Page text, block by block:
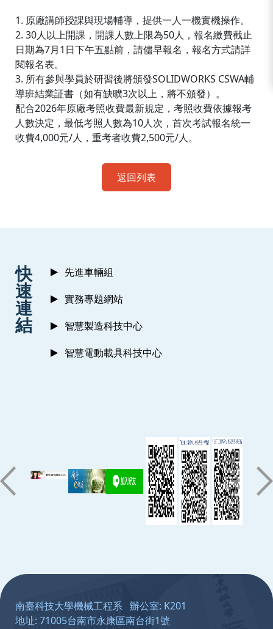
1. 原廠講師授課與現場輔導，提供一人一機實機操作。
2. 30人以上開課，開課人數上限為50人，報名繳費截止
日期為7月1日下午五點前，請儘早報名，報名方式請詳
閱報名表。
3. 所有參與學員於研習後將頒發SOLIDWORKS CSWA輔
導班結業証書（如有缺曠3次以上，將不頒發）。
配合2026年原廠考照收費最新規定，考照收費依據報考
人數決定，最低考照人數為10人次，首次考試報名統一
收費4,000元/人，重考者收費2,500元/人。
返回列表
快
速
連
結
先進車輛組
實務專題網站
智慧製造科技中心
智慧電動載具科技中心
南臺科技大學機械工程系 辦公室: K201
地址: 71005台南市永康區南台街1號